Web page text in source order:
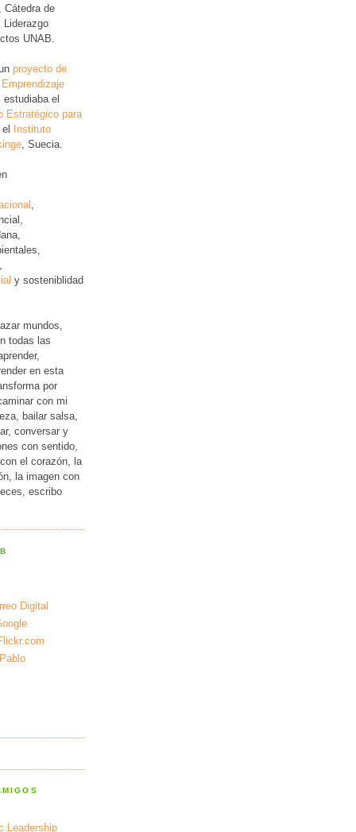
Cátedra de
Liderazgo
UNAB.
proyecto de
estudiaba el
Estratégico para
el Instituto
, Suecia.
y sosteniblidad
mundos,
todas las
en esta
por
con mi
bailar salsa,
conversar y
con sentido,
el corazón, la
la imagen con
escribo
Digital
Leadership